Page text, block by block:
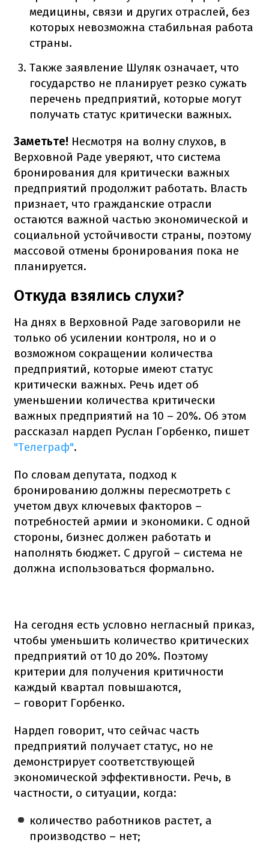
медицины, связи и других отраслей, без
которых невозможна стабильная работа
страны.
Также заявление Шуляк означает, что
государство не планирует резко сужать
перечень предприятий, которые могут
получать статус критически важных.
Заметьте! Несмотря на волну слухов, в
Верховной Раде уверяют, что система
бронирования для критически важных
предприятий продолжит работать. Власть
признает, что гражданские отрасли
остаются важной частью экономической и
социальной устойчивости страны, поэтому
массовой отмены бронирования пока не
планируется.
Откуда взялись слухи?
На днях в Верховной Раде заговорили не
только об усилении контроля, но и о
возможном сокращении количества
предприятий, которые имеют статус
критически важных. Речь идет об
уменьшении количества критически
важных предприятий на 10 – 20%. Об этом
рассказал нардеп Руслан Горбенко, пишет
"Телеграф".
По словам депутата, подход к
бронированию должны пересмотреть с
учетом двух ключевых факторов –
потребностей армии и экономики. С одной
стороны, бизнес должен работать и
наполнять бюджет. С другой – система не
должна использоваться формально.
На сегодня есть условно негласный приказ,
чтобы уменьшить количество критических
предприятий от 10 до 20%. Поэтому
критерии для получения критичности
каждый квартал повышаются,
– говорит Горбенко.
Нардеп говорит, что сейчас часть
предприятий получает статус, но не
демонстрирует соответствующей
экономической эффективности. Речь, в
частности, о ситуации, когда:
количество работников растет, а
производство – нет;